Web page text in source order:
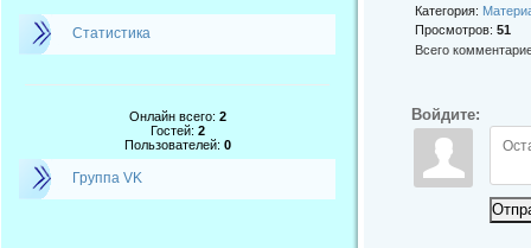
Статистика
Онлайн всего: 2
Гостей: 2
Пользователей: 0
Группа VK
Категория:
Просмотров: 51
Всего
Войдите: